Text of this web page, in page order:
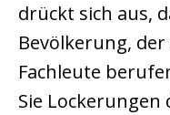
drückt sich aus,
Bevölkerung,
Fachleute
Sie